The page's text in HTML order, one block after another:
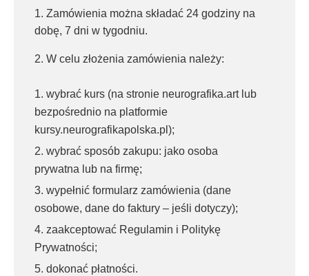
1. Zamówienia można składać 24 godziny na
dobę, 7 dni w tygodniu.
2. W celu złożenia zamówienia należy:
wybrać kurs (na stronie neurografika.art lub
bezpośrednio na platformie
kursy.neurografikapolska.pl);
wybrać sposób zakupu: jako osoba
prywatna lub na firmę;
wypełnić formularz zamówienia (dane
osobowe, dane do faktury – jeśli dotyczy);
zaakceptować Regulamin i Politykę
Prywatności;
dokonać płatności.